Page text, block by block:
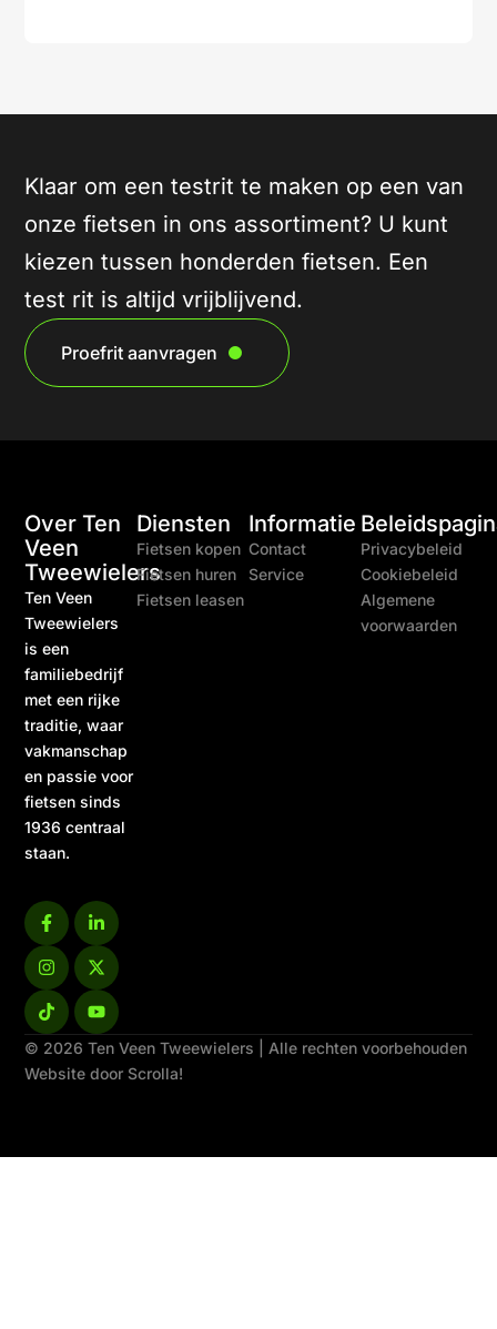
Klaar om een testrit te maken op een van
onze fietsen in ons assortiment? U kunt
kiezen tussen honderden fietsen. Een
test rit is altijd vrijblijvend.
Proefrit aanvragen
Over Ten
Veen
Tweewielers
Ten Veen
Tweewielers
is een
familiebedrijf
met een rijke
traditie, waar
vakmanschap
en passie voor
fietsen sinds
1936 centraal
staan.
Diensten
Fietsen kopen
Fietsen huren
Fietsen leasen
Informatie
Contact
Service
Privacybeleid
Cookiebeleid
Algemene
voorwaarden
© 2026 Ten Veen Tweewielers | Alle rechten voorbehouden
Website door Scrolla!